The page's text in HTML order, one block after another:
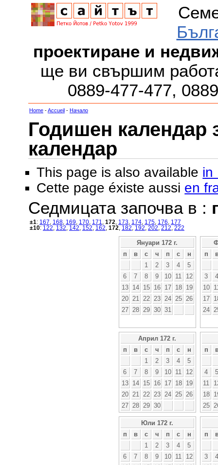
проектиране и
ще ви свършим
0889-477-477,
Home -Accueil - Начало
Годишен календар
календар
This page is also available in
Cette page éxiste aussi en
Седмицата започва в :
±1: 167 168 169 170 171 172 173 174 175 176
177
±10: 122 132 142 152 162 172 182 192 202 212 222
Януари 172 г.
п
в с ч п с
н
1
2 3 4
5
6
7 8 9 10 11
12
13
14 15 16 17 18
19
20
21 22 23 24 25
26
27
28 29 30 31
п
3
4
10
17
24
Април 172 г.
п
в с ч п с
н
1
2 3 4
5
6
7 8 9 10 11
12
13
14 15 16 17 18
19
20
21 22 23 24 25
26
27
28 29 30
п
4
5
11
18
25
Юли 172 г.
п
в с ч п с
н
1
2 3 4
5
6
7 8 9 10 11
12
п
3
4